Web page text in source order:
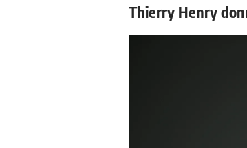
Thierry Henry